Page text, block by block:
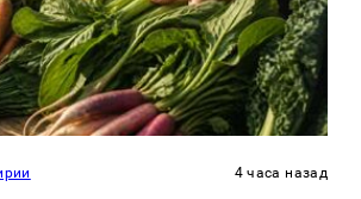
4 часа назад